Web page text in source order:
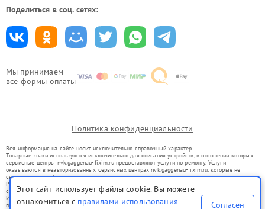
Мы принимаем
все формы оплаты
Поделиться в соц. сетях:
Политика конфиденциальности
Вся информация на сайте носит исключительно справочный характер.
Товарные знаки используются исключительно для описания устройств, в отношении которых
сервисные центры nvk.gaggenau-fixim.ru предоставляют услуги по ремонту. Услуги
оказываются в неавторизованных сервисных центрах nvk.gaggenau-fixim.ru, которые не
связаны с правообладателями товарных знаков или их официальными представителями.
Ремонт осуществляется для устройств, уже введенных в гражданский оборот в соответствии
со статьей 1487 ГК РФ.
Использование товарных знаков не преследует цели индивидуализации услуг или введения
потребителей в заблуждение, а служит для информирования о предоставляемых услугах по
Этот сайт использует файлы cookie. Вы можете
ознакомиться с правилами использования
Согласен